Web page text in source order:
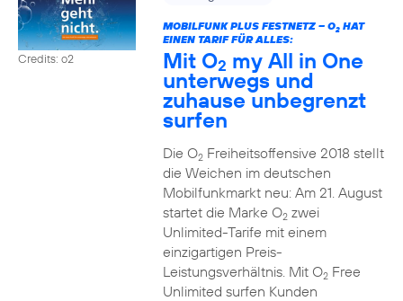
Credits: o2
MOBILFUNK PLUS FESTNETZ – O2HAT
EINEN TARIF FÜR ALLES:
Mit O2 my All in One
unterwegs und
zuhause unbegrenzt
surfen
Die O2Freiheitsoffensive 2018 stellt
die Weichen im deutschen
Mobilfunkmarkt neu: Am 21. August
startet die Marke O2zwei
Unlimited-Tarife mit einem
einzigartigen Preis-
Leistungsverhältnis. Mit O2Free
Unlimited surfen Kunden